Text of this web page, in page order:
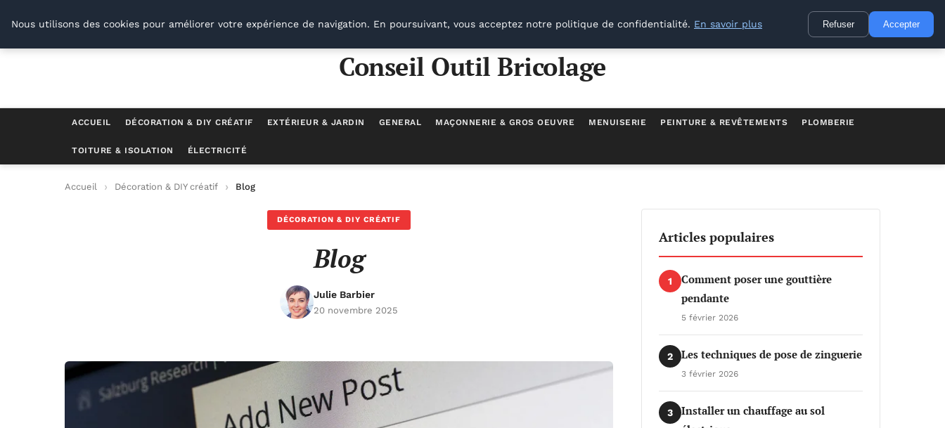
Conseil Outil Bricolage
ACCUEIL DÉCORATION & DIY CRÉATIF EXTÉRIEUR & JARDIN GENERAL MAÇONNERIE & GROS OEUVRE MENUISERIE PEINTURE & REVÊTEMENTS PLOMBERIE
TOITURE & ISOLATION ÉLECTRICITÉ
Accueil Décoration & DIY créatif Blog
DÉCORATION & DIY CRÉATIF
Blog
Julie Barbier
20 novembre 2025
Articles populaires
1
Comment poser une gouttière
pendante
5 février 2026
2 Les techniques de pose de zinguerie
3 février 2026
3
Installer un chauffage au sol
Nous utilisons des cookies pour améliorer votre expérience de navigation. En poursuivant, vous acceptez notre politique de confidentialité. En savoir plus Refuser Accepter